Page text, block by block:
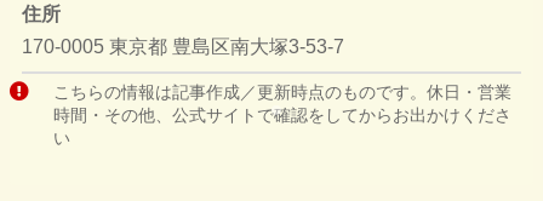
住所
170-0005 東京都 豊島区南大塚3-53-7
こちらの情報は記事作成／更新時点のものです。休日・営業
時間・その他、公式サイトで確認をしてからお出かけくださ
い